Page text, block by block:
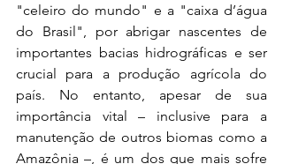
"celeiro do mundo" e a "caixa d’água
do Brasil", por abrigar nascentes de
importantes bacias hidrográficas e ser
crucial para a produção agrícola do
país. No entanto, apesar de sua
importância vital – inclusive para a
manutenção de outros biomas como a
Amazônia –, é um dos que mais sofre